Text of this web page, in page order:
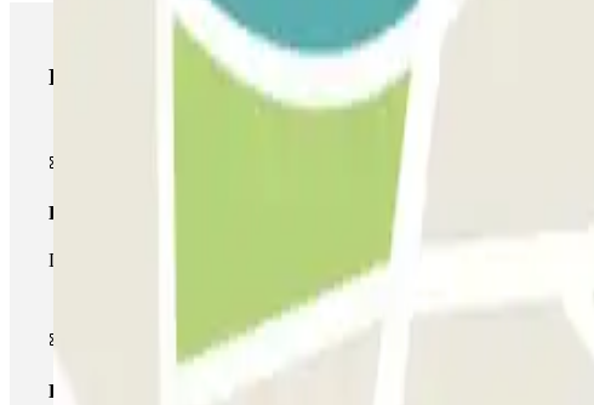
Productos de Parclick
Pase básico
Durante tu estancia podrás entrar y salir una única vez al parking
Pase multiparking